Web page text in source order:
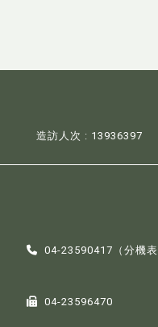
造訪人次 : 13936397
04-23590417（分機表
04-23596470